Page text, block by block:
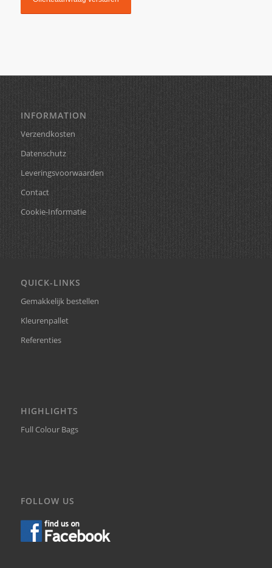
INFORMATION
Verzendkosten
Datenschutz
Leveringsvoorwaarden
Contact
Cookie-Informatie
QUICK-LINKS
Gemakkelijk bestellen
Kleurenpallet
Referenties
HIGHLIGHTS
Full Colour Bags
FOLLOW US